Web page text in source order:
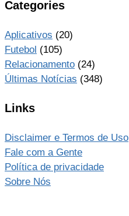
Categories
Aplicativos (20)
Futebol (105)
Relacionamento (24)
Últimas Notícias (348)
Links
Disclaimer e Termos de Uso
Fale com a Gente
Política de privacidade
Sobre Nós